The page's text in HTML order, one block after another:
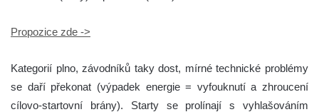
Propozice zde ->
Kategorií plno, závodníků taky dost, mírné technické problémy
se daří překonat (výpadek energie = vyfouknutí a zhroucení
cílovo-startovní brány). Starty se prolínají s vyhlašováním